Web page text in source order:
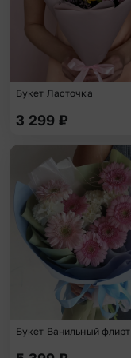
Букет Ласточка
3 299 ₽
Букет Ванильный флирт